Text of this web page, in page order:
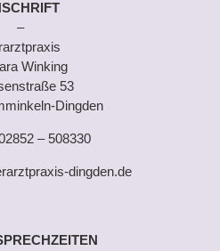
–
Winking
53
Dingden
– 508330
dingden.de